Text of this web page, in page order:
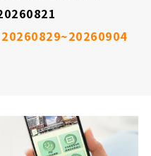
20260829~20260904